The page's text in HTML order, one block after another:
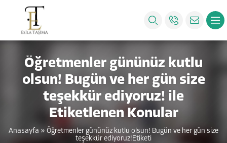
Öğretmenler gününüz kutlu
olsun! Bugün ve her gün size
teşekkür ediyoruz! ile
Etiketlenen Konular
Anasayfa » Öğretmenler gününüz kutlu olsun! Bugün ve her gün size
teşekkür ediyoruz!Etiketi